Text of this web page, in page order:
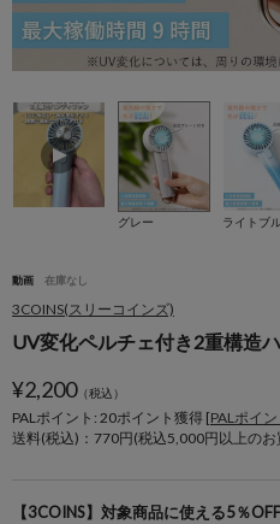
グレー ライトブ
動画 在庫なし
3COINS(スリーコインズ)
UV変化ペルチェ付き2重構造
¥2,200（税込）
PALポイント: 20ポイント獲得 [PALポイ
送料(税込)：770円(税込5,000円以上の
【3COINS】対象商品に使える5％